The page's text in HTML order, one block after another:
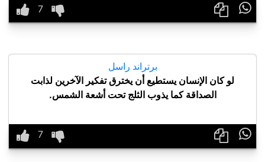

برتراند راسل
لو كان الإنسان يستطيع أن يخترق تفكير الآخرين لذابت
الصداقة كما يذوب الثلج تحت أشعة الشمس.
